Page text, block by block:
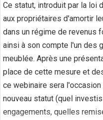
Ce statut, introduit par la loi
aux propriétaires d'amortir
dans un régime de revenus
ainsi à son compte l'un des
meublée. Après une
place de cette mesure et
ce webinaire sera
nouveau statut (quel
engagements, quelles